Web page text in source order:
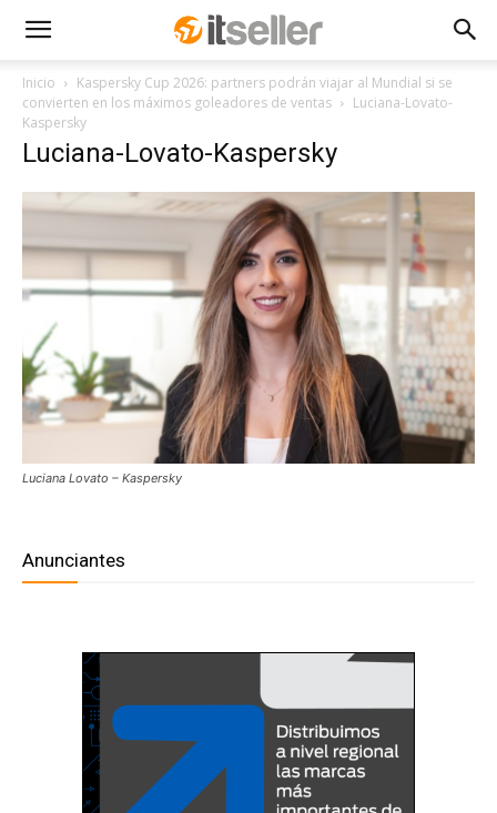
Inicio
Kaspersky Cup 2026: partners podrán viajar al Mundial si se
convierten en los máximos goleadores de ventas
Luciana-Lovato-
Kaspersky
Luciana-Lovato-Kaspersky
Luciana Lovato – Kaspersky
Anunciantes